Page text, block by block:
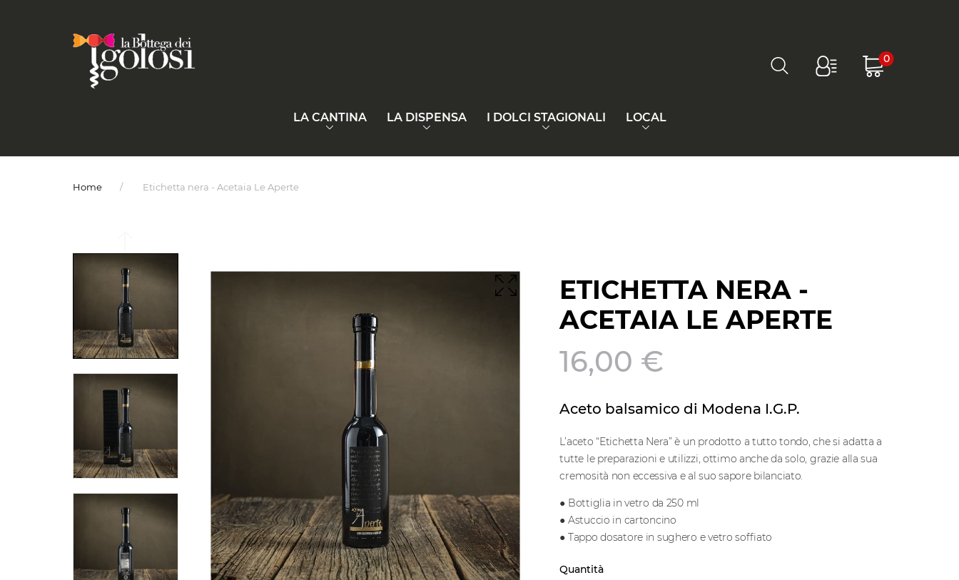
0
LA CANTINA LA DISPENSA I DOLCI STAGIONALI LOCAL
Home Etichetta nera - Acetaia Le Aperte
ETICHETTA NERA -
ACETAIA LE APERTE
16,00 €
Aceto balsamico di Modena I.G.P.
L’aceto “Etichetta Nera” è un prodotto a tutto tondo, che si adatta a
tutte le preparazioni e utilizzi, ottimo anche da solo, grazie alla sua
cremosità non eccessiva e al suo sapore bilanciato.
● Bottiglia in vetro da 250 ml
● Astuccio in cartoncino
● Tappo dosatore in sughero e vetro soffiato
Quantità